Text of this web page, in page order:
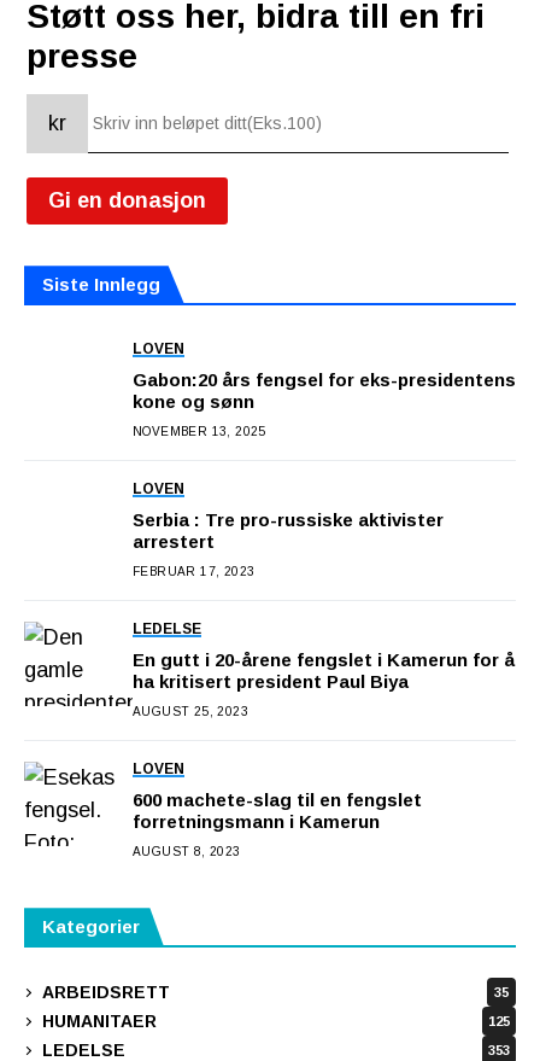
Støtt oss her, bidra till en fri
presse
kr
Gi en donasjon
Siste Innlegg
LOVEN
Gabon:20 års fengsel for eks-presidentens
kone og sønn
NOVEMBER 13, 2025
LOVEN
Serbia : Tre pro-russiske aktivister
arrestert
FEBRUAR 17, 2023
LEDELSE
En gutt i 20-årene fengslet i Kamerun for å
ha kritisert president Paul Biya
AUGUST 25, 2023
LOVEN
600 machete-slag til en fengslet
forretningsmann i Kamerun
AUGUST 8, 2023
Kategorier
ARBEIDSRETT 35
HUMANITAER 125
LEDELSE 353